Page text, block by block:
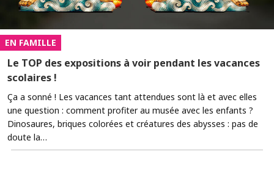
EN FAMILLE
Le TOP des expositions à voir pendant les vacances
scolaires !
Ça a sonné ! Les vacances tant attendues sont là et avec elles
une question : comment profiter au musée avec les enfants ?
Dinosaures, briques colorées et créatures des abysses : pas de
doute la…